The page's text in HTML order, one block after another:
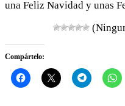
una Feliz Navidad y unas
Compártelo: